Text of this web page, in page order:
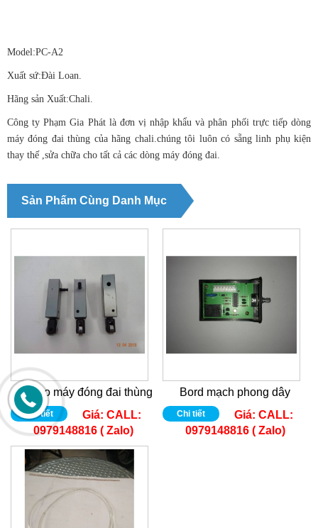
Model:PC-A2
Xuất sứ:Đài Loan.
Hãng sản Xuất:Chali.
Công ty Phạm Gia Phát là đơn vị nhập khẩu và phân phối trực tiếp dòng
máy đóng đai thùng của hãng chali.chúng tôi luôn có sẵng linh phụ kiện
thay thế ,sửa chữa cho tất cả các dòng máy đóng đai.
Sản Phẩm Cùng Danh Mục
Bộ dao máy đóng đai thùng
Chi tiết Giá: CALL:
0979148816 ( Zalo)
Bord mạch phong dây
Chi tiết Giá: CALL:
0979148816 ( Zalo)